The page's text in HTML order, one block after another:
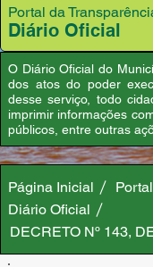
Portal da
Diário Oficial
O Diário Oficial do
dos atos do poder
desse serviço, todo
imprimir informações
públicos, entre outras
Página Inicial
Diário Oficial
DECRETO Nº 143,